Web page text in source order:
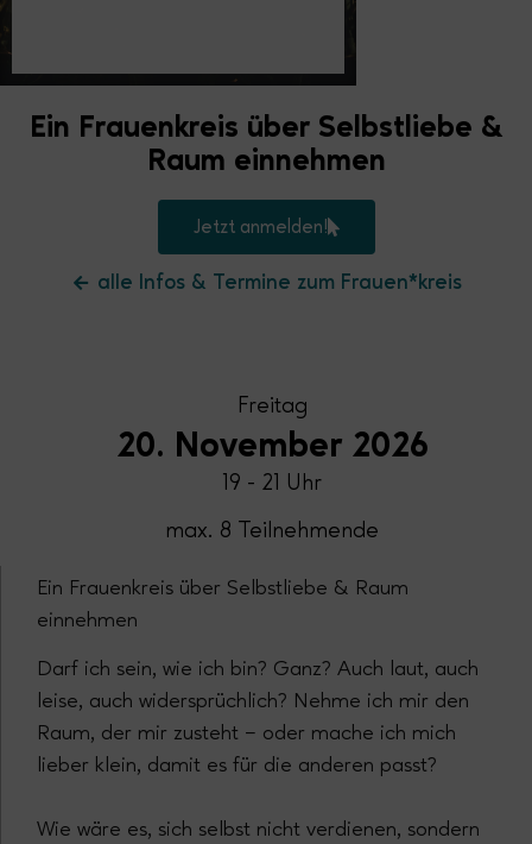
Ein Frauenkreis über Selbstliebe &
Raum einnehmen
Jetzt anmelden!
alle Infos & Termine zum Frauen*kreis
Freitag
20. November 2026
19 - 21 Uhr
max. 8 Teilnehmende
Ein Frauenkreis über Selbstliebe & Raum
einnehmen
Darf ich sein, wie ich bin? Ganz? Auch laut, auch
leise, auch widersprüchlich? Nehme ich mir den
Raum, der mir zusteht – oder mache ich mich
lieber klein, damit es für die anderen passt?
Wie wäre es, sich selbst nicht verdienen, sondern